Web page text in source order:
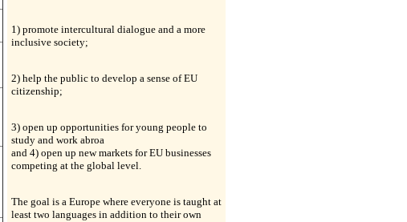
1) promote intercultural dialogue and a more
inclusive society;
2) help the public to develop a sense of EU
citizenship;
3) open up opportunities for young people to
study and work abroa
and 4) open up new markets for EU businesses
competing at the global level.
The goal is a Europe where everyone is taught at
least two languages in addition to their own